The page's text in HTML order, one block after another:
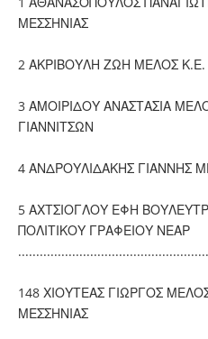
ΜΕΣΣΗΝΙΑΣ
2 ΑΚΡΙΒΟΥΛΗ ΖΩΗ ΜΕΛΟΣ Κ.Ε.
3 ΑΜΟΙΡΙΔΟΥ ΑΝΑΣΤΑΣΙΑ
ΓΙΑΝΝΙΤΣΩΝ
4 ΑΝΔΡΟΥΛΙΔΑΚΗΣ ΓΙΑΝΝΗΣ
5 ΑΧΤΣΙΟΓΛΟΥ ΕΦΗ
ΠΟΛΙΤΙΚΟΥ ΓΡΑΦΕΙΟΥ ΝΕΑΡ
148 ΧΙΟΥΤΕΑΣ ΓΙΩΡΓΟΣ
ΜΕΣΣΗΝΙΑΣ